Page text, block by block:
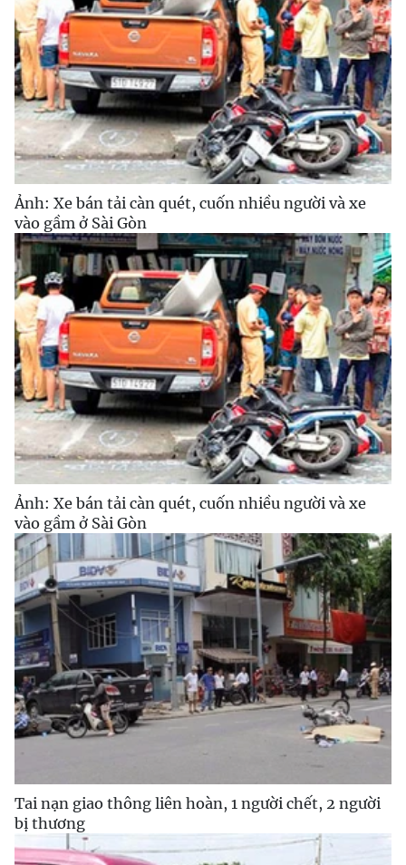
Ảnh: Xe bán tải càn quét, cuốn nhiều người và xe
vào gầm ở Sài Gòn
Ảnh: Xe bán tải càn quét, cuốn nhiều người và xe
vào gầm ở Sài Gòn
Tai nạn giao thông liên hoàn, 1 người chết, 2 người
bị thương